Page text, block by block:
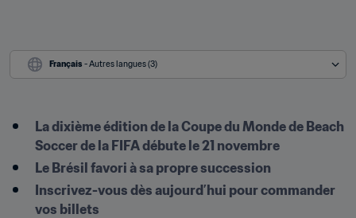
Français - Autres langues (3)
La dixième édition de la Coupe du Monde de Beach
Soccer de la FIFA débute le 21 novembre
Le Brésil favori à sa propre succession
Inscrivez-vous dès aujourd’hui pour commander
vos billets